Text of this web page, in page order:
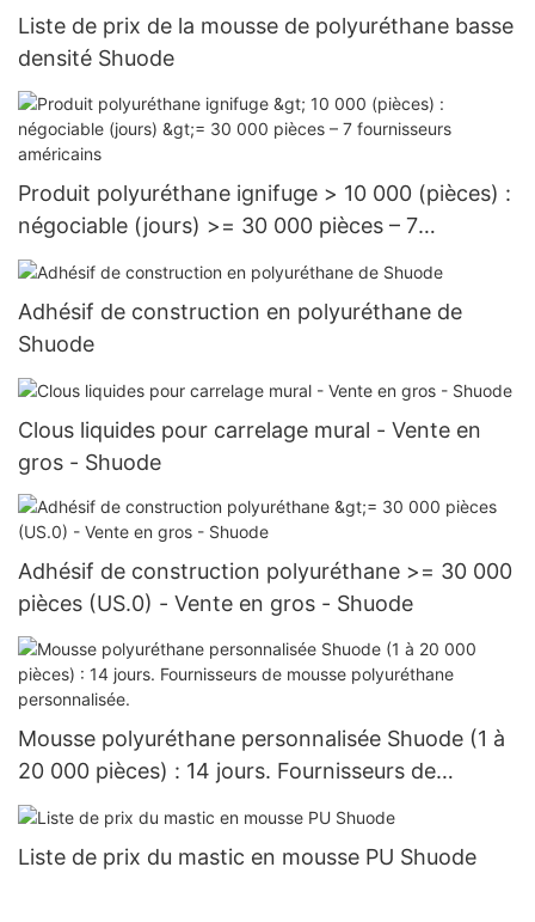
Liste de prix de la mousse de polyuréthane basse
densité Shuode
Produit polyuréthane ignifuge > 10 000 (pièces) :
négociable (jours) >= 30 000 pièces – 7
fournisseurs américains
Adhésif de construction en polyuréthane de
Shuode
Clous liquides pour carrelage mural - Vente en
gros - Shuode
Adhésif de construction polyuréthane >= 30 000
pièces (US.0) - Vente en gros - Shuode
Mousse polyuréthane personnalisée Shuode (1 à
20 000 pièces) : 14 jours. Fournisseurs de
mousse polyuréthane personnalisée.
Liste de prix du mastic en mousse PU Shuode